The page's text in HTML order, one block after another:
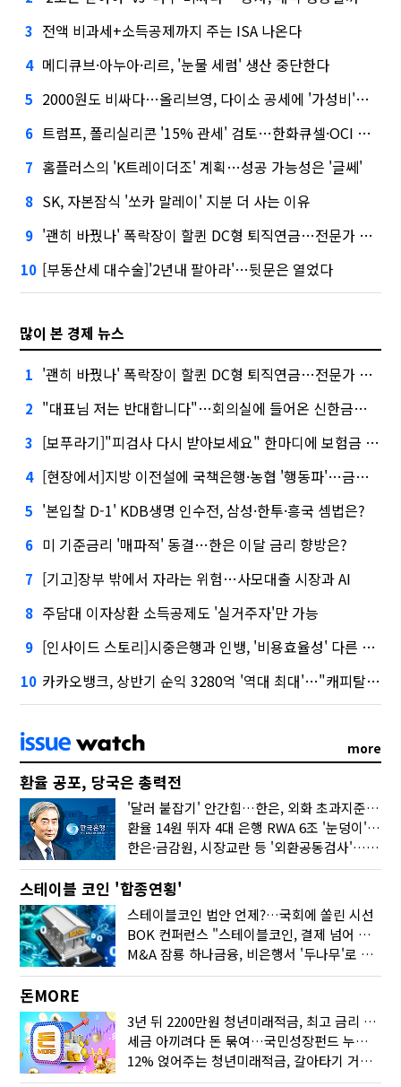
3 전액 비과세+소득공제까지 주는 ISA 나온다
4 메디큐브·아누아·리르, '눈물 세럼' 생산 중단한다
5 2000원도 비싸다…올리브영, 다이소 공세에 '가성비'로 맞불
6 트럼프, 폴리실리콘 '15% 관세' 검토…한화큐셀·OCI 영향은?
7 홈플러스의 'K트레이더조' 계획…성공 가능성은 '글쎄'
8 SK, 자본잠식 '쏘카 말레이' 지분 더 사는 이유
9 '괜히 바꿨나' 폭락장이 할퀸 DC형 퇴직연금…전문가 조언은
10 [부동산세 대수술]'2년내 팔아라'…뒷문은 열었다
많이 본 경제 뉴스
1 '괜히 바꿨나' 폭락장이 할퀸 DC형 퇴직연금…전문가 조언은
2 "대표님 저는 반대합니다"…회의실에 들어온 신한금융 AI
3 [보푸라기]"피검사 다시 받아보세요" 한마디에 보험금 못 받을 뻔?
4 [현장에서]지방 이전설에 국책은행·농협 '행동파'…금감원 '신중모드'
5 '본입찰 D-1' KDB생명 인수전, 삼성·한투·흥국 셈법은?
6 미 기준금리 '매파적' 동결…한은 이달 금리 향방은?
7 [기고]장부 밖에서 자라는 위험…사모대출 시장과 AI
8 주담대 이자상환 소득공제도 '실거주자'만 가능
9 [인사이드 스토리]시중은행과 인뱅, '비용효율성' 다른 잣대 왜?
10 카카오뱅크, 상반기 순익 3280억 '역대 최대'…"캐피탈, 자산 1조원 이상"
more
환율 공포, 당국은 총력전
'달러 붙잡기' 안간힘…한은, 외화 초과지준에 이자 6개월 더
환율 14원 뛰자 4대 은행 RWA 6조 '눈덩이'…2배 뛴 2분기는?
한은·금감원, 시장교란 등 '외환공동검사'…환율 급등 전방위 대응
스테이블 코인 '합종연횡'
스테이블코인 법안 언제?…국회에 쏠린 시선
BOK 컨퍼런스 "스테이블코인, 결제 넘어 보험 대출 등 금융 연결 도구"
M&A 잠룡 하나금융, 비은행서 '두나무'로 눈돌린 이유는
돈MORE
3년 뒤 2200만원 청년미래적금, 최고 금리 받으려면?
세금 아끼려다 돈 묶여…국민성장펀드 누가 가입하면 좋을까
12% 얹어주는 청년미래적금, 갈아타기 거절 될수 있어요